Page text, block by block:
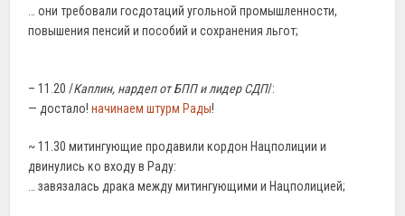
… они требовали госдотаций угольной промышленности,
повышения пенсий и пособий и сохранения льгот;
– 11.20 /Каплин, нардеп от БПП и лидер СДП/:
— достало!начинаем штурм Рады!
~ 11.30 митингующие продавили кордон Нацполиции и
двинулись ко входу в Раду:
… завязалась драка между митингующими и Нацполицией;